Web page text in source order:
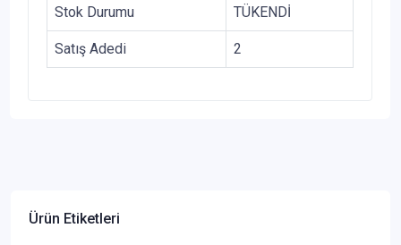
Stok Durumu TÜKENDİ
Satış Adedi 2
Ürün Etiketleri